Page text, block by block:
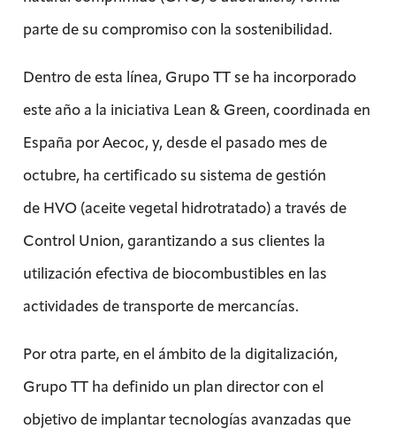
parte de su compromiso con la sostenibilidad.
Dentro de esta línea, Grupo TT se ha incorporado
este año a la iniciativa Lean & Green, coordinada en
España por Aecoc, y, desde el pasado mes de
octubre, ha certificado su sistema de gestión
de HVO (aceite vegetal hidrotratado) a través de
Control Union, garantizando a sus clientes la
utilización efectiva de biocombustibles en las
actividades de transporte de mercancías.
Por otra parte, en el ámbito de la digitalización,
Grupo TT ha definido un plan director con el
objetivo de implantar tecnologías avanzadas que